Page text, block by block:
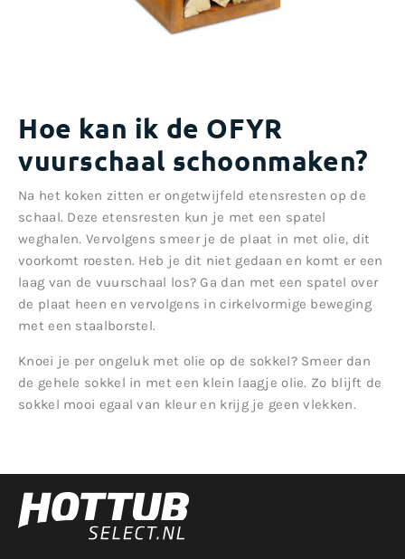
Hoe kan ik de OFYR
vuurschaal schoonmaken?
Na het koken zitten er ongetwijfeld etensresten op de
schaal. Deze etensresten kun je met een spatel
weghalen. Vervolgens smeer je de plaat in met olie, dit
voorkomt roesten. Heb je dit niet gedaan en komt er een
laag van de vuurschaal los? Ga dan met een spatel over
de plaat heen en vervolgens in cirkelvormige beweging
met een staalborstel.
Knoei je per ongeluk met olie op de sokkel? Smeer dan
de gehele sokkel in met een klein laagje olie. Zo blijft de
sokkel mooi egaal van kleur en krijg je geen vlekken.